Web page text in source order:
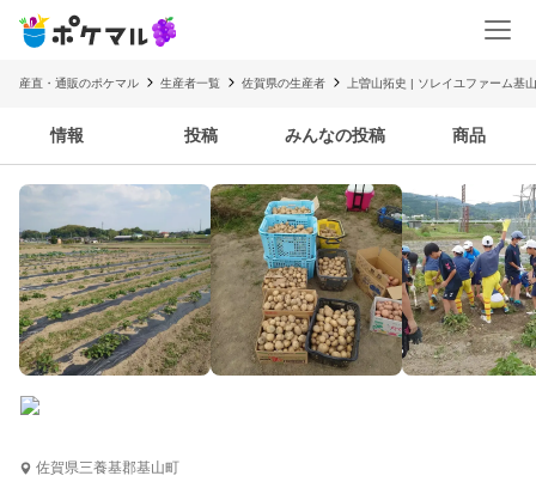
産直・通販のポケマル 生産者一覧 佐賀県の生産者 上曽山拓史 | ソレイユファーム基山
情報 投稿 みんなの投稿 商品
佐賀県三養基郡基山町